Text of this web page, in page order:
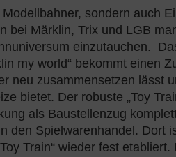
sondern auch
bei Märklin, Trix und LGB
einzutauchen.
my world“ bekommt einen
neu zusammensetzen lässt
bietet. Der robuste „Toy
als Baustellenzug
den Spielwarenhandel. Dort
Train“ wieder fest